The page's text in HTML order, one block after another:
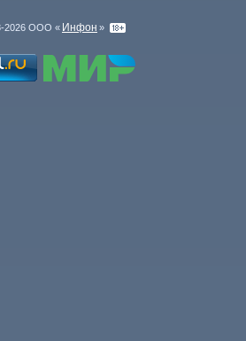
2026 ООО « Инфон »